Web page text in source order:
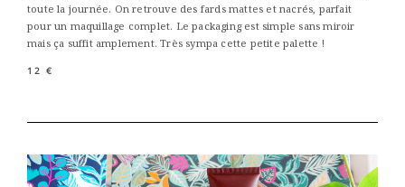
toute la journée. On retrouve des fards mattes et nacrés, parfait
pour un maquillage complet. Le packaging est simple sans miroir
mais ça suffit amplement. Très sympa cette petite palette !
12 €